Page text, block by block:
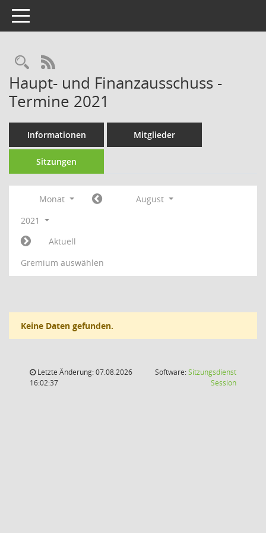
Toggle navigation
Rechercheauswahl
RSS-Feed
Haupt- und Finanzausschuss -
Termine 2021
Informationen Mitglieder
Sitzungen
Monat
August
2021
Aktuell
Gremium auswählen
Keine Daten gefunden.
Letzte Änderung: 07.08.2026
16:02:37
Software:Sitzungsdienst
Session(Wird in